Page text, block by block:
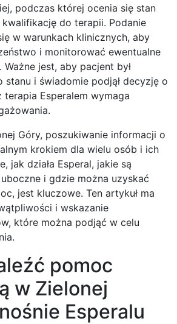
podczas której ocenia się stan
do terapii. Podanie
w warunkach klinicznych, aby
i monitorować ewentualne
jest, aby pacjent był
stanu i świadomie podjął decyzję o
terapia Esperalem wymaga
Góry, poszukiwanie informacji o
krokiem dla wielu osób i ich
jak działa Esperal, jakie są
i gdzie można uzyskać
jest kluczowe. Ten artykuł ma
i wskazanie
które można podjąć w celu
pomoc
w Zielonej
Esperalu